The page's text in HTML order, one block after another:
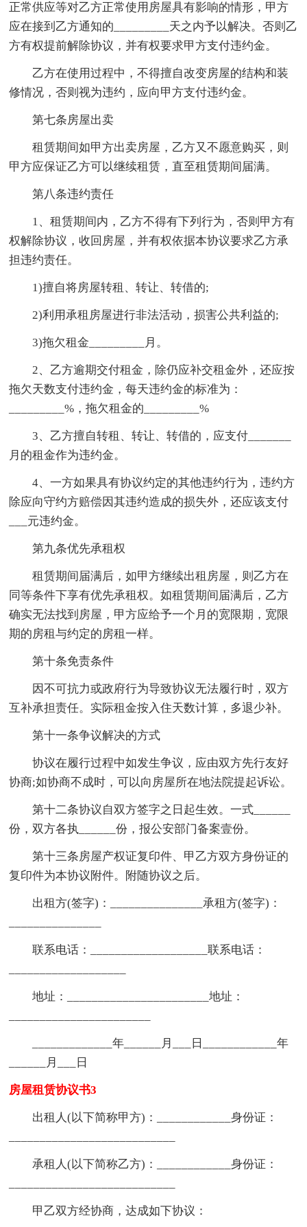
正常供应等对乙方正常使用房屋具有影响的情形，甲方
应在接到乙方通知的_________天之内予以解决。否则乙
方有权提前解除协议，并有权要求甲方支付违约金。
乙方在使用过程中，不得擅自改变房屋的结构和装
修情况，否则视为违约，应向甲方支付违约金。
第七条房屋出卖
租赁期间如甲方出卖房屋，乙方又不愿意购买，则
甲方应保证乙方可以继续租赁，直至租赁期间届满。
第八条违约责任
1、租赁期间内，乙方不得有下列行为，否则甲方有
权解除协议，收回房屋，并有权依据本协议要求乙方承
担违约责任。
1)擅自将房屋转租、转让、转借的;
2)利用承租房屋进行非法活动，损害公共利益的;
3)拖欠租金_________月。
2、乙方逾期交付租金，除仍应补交租金外，还应按
拖欠天数支付违约金，每天违约金的标准为：
_________%，拖欠租金的_________%
3、乙方擅自转租、转让、转借的，应支付_______
月的租金作为违约金。
4、一方如果具有协议约定的其他违约行为，违约方
除应向守约方赔偿因其违约造成的损失外，还应该支付
___元违约金。
第九条优先承租权
租赁期间届满后，如甲方继续出租房屋，则乙方在
同等条件下享有优先承租权。如租赁期间届满后，乙方
确实无法找到房屋，甲方应给予一个月的宽限期，宽限
期的房租与约定的房租一样。
第十条免责条件
因不可抗力或政府行为导致协议无法履行时，双方
互补承担责任。实际租金按入住天数计算，多退少补。
第十一条争议解决的方式
协议在履行过程中如发生争议，应由双方先行友好
协商;如协商不成时，可以向房屋所在地法院提起诉讼。
第十二条协议自双方签字之日起生效。一式______
份，双方各执______份，报公安部门备案壹份。
第十三条房屋产权证复印件、甲乙方双方身份证的
复印件为本协议附件。附随协议之后。
出租方(签字)：_______________承租方(签字)：
联系电话：___________________联系电话：
地址：_______________________地址：
_____________年______月___日____________年
______月___日
房屋租赁协议书3
出租人(以下简称甲方)：____________身份证：
承租人(以下简称乙方)：____________身份证：
甲乙双方经协商，达成如下协议：